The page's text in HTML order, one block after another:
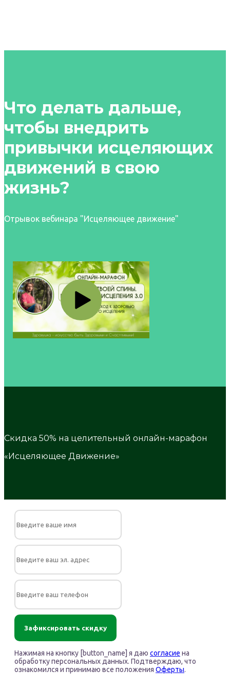
Что делать дальше,
чтобы внедрить
привычки исцеляющих
движений в свою
жизнь?
Отрывок вебинара "Исцеляющее движение"
Скидка 50% на целительный онлайн-марафон
«Исцеляющее Движение»
Зафиксировать скидку
Нажимая на кнопку [button_name] я даю согласие на
обработку персональных данных. Подтверждаю, что
ознакомился и принимаю все положения Оферты.